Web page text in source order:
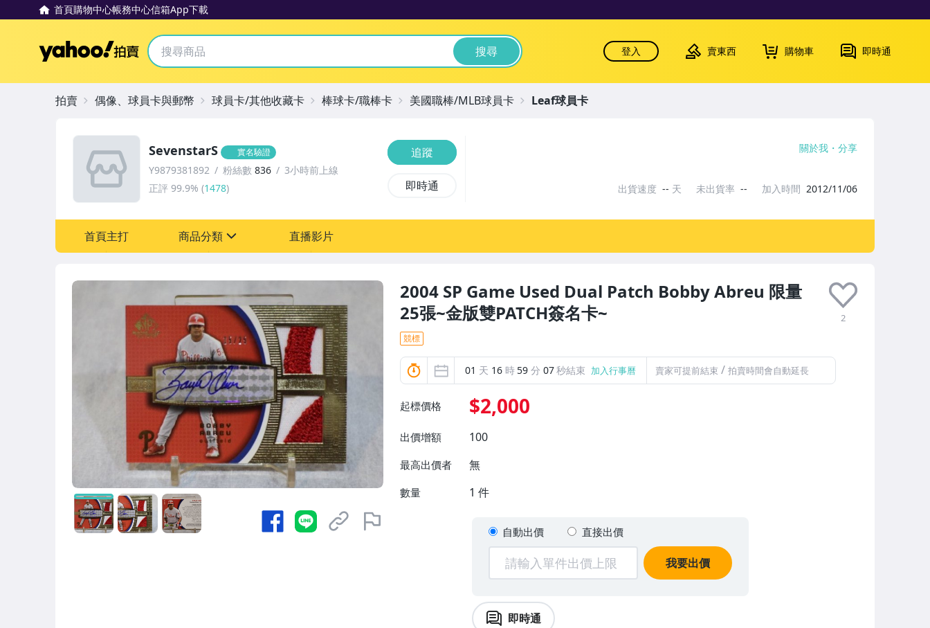
首頁購物中心帳務中心信箱App下載
Yahoo拍賣 搜尋 登入 賣東西 購物車 即時通
2004 SP Game Used Dual Patch Bobby Abreu 限量
25張~金版雙PATCH簽名卡~
2
競標
01 天 16 時 59 分 06秒結束 加入行事曆 賣家可提前結束 / 拍賣時間會自動延長
起標價格 $2,000
出價增額 100
最高出價者 無
數量 1 件
自動出價 直接出價
我要出價
即時通
SevenstarS 實名驗證
Y9879381892 粉絲數 836
3小時前上線
正評 99.9% (1478)
追蹤
即時通
關於我 分享
出貨速度 -- 天 未出貨率 -- 加入時間 2012/11/06
首頁主打 商品分類
偶像、球員卡與郵幣
直播影片
拍賣 偶像、球員卡與郵幣 球員卡/其他收藏卡 棒球卡/職棒卡 美國職棒/MLB球員卡 Leaf球員卡